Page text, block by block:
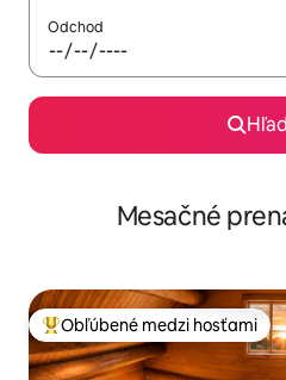
Odchod
Mesačné
Najobľúbenejšie medzi hosťami
Obľúbené medzi hosťami